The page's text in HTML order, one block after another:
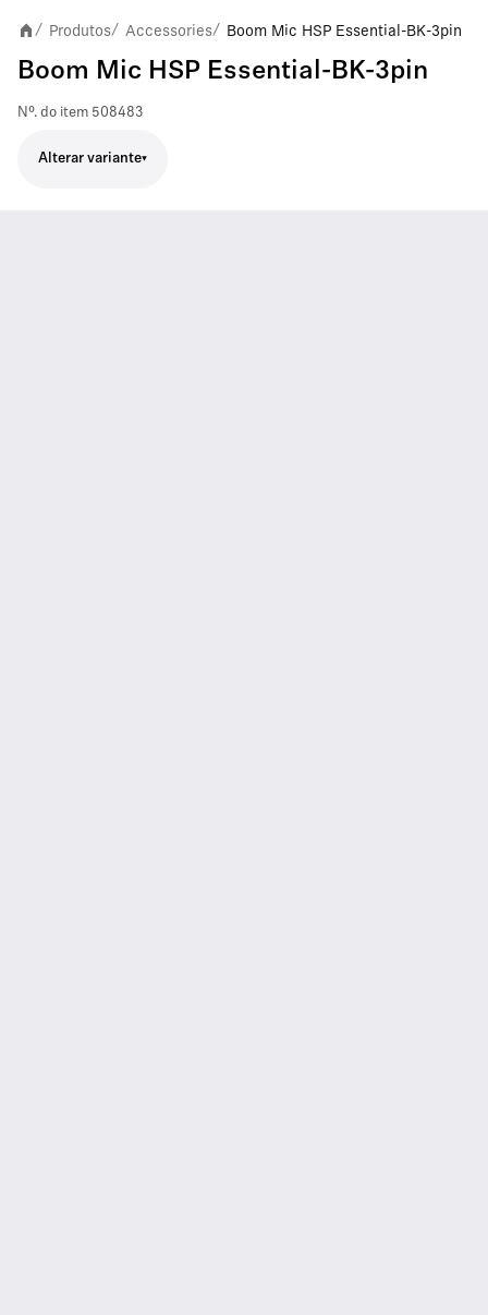
/ Produtos/ Accessories/ Boom Mic HSP Essential-BK-3pin
Boom Mic HSP Essential-BK-3pin
Nº. do item 508483
Alterar variante